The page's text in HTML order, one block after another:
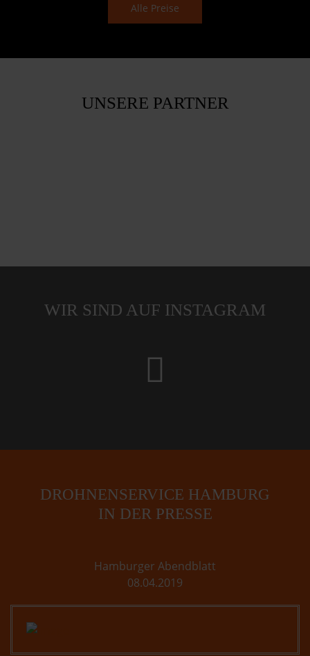
Alle Preise
UNSERE PARTNER
WIR SIND AUF INSTAGRAM
DROHNENSERVICE HAMBURG
IN DER PRESSE
Hamburger Abendblatt
08.04.2019